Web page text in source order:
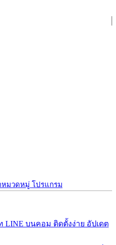
หมวดหมู่ โปรแกรม
LINE บนคอม ติดตั้งง่าย อัปเดต